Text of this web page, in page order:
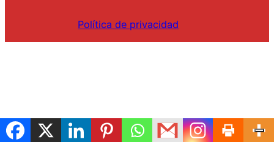
Política de privacidad